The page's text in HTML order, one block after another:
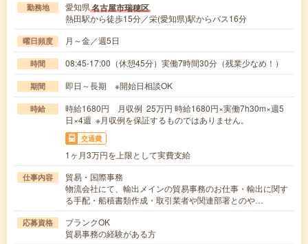
勤務地 愛知県名古屋市瑞穂区
熱田駅から徒歩15分／栄(愛知県)駅からバス16分
曜日頻度 月～金／週5日
時間 08:45-17:00（休憩45分）実働7時間30分（残業少なめ！）
期間 即日～長期 ※開始日相談OK
時給
時給1680円 月収例 25万円 時給1680円×実働7h30m×週5
日×4週 ※月収例を保証するものではありません。
交通費
1ヶ月3万円を上限として実費支給
仕事内容
貿易・国際事務
物流会社にて、輸出メインの貿易事務のお仕事・輸出に関す
る手配・船積書類作成・取引業者や関連部署とのや…
応募資格
ブランクOK
貿易事務の経験がある方